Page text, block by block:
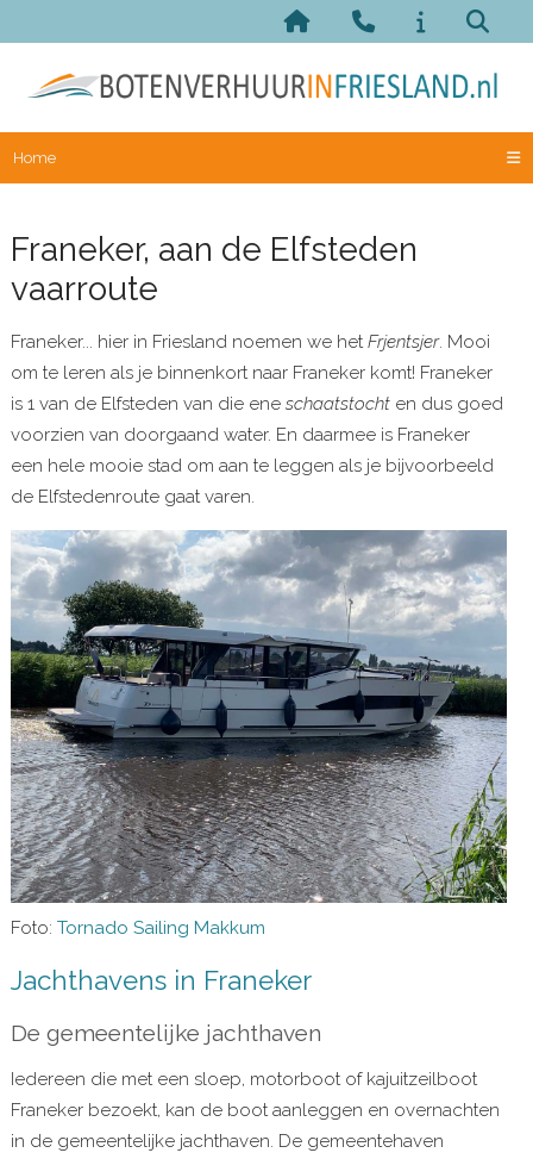
Home
Franeker, aan de Elfsteden
vaarroute
Franeker... hier in Friesland noemen we hetFrjentsjer. Mooi
om te leren als je binnenkort naar Franeker komt! Franeker
is 1 van de Elfsteden van die ene schaatstocht en dus goed
voorzien van doorgaand water. En daarmee is Franeker
een hele mooie stad om aan te leggen als je bijvoorbeeld
de Elfstedenroute gaat varen.
Foto: Tornado Sailing Makkum
Jachthavens in Franeker
De gemeentelijke jachthaven
Iedereen die met een sloep, motorboot of kajuitzeilboot
Franeker bezoekt, kan de boot aanleggen en overnachten
in de gemeentelijke jachthaven. De gemeentehaven